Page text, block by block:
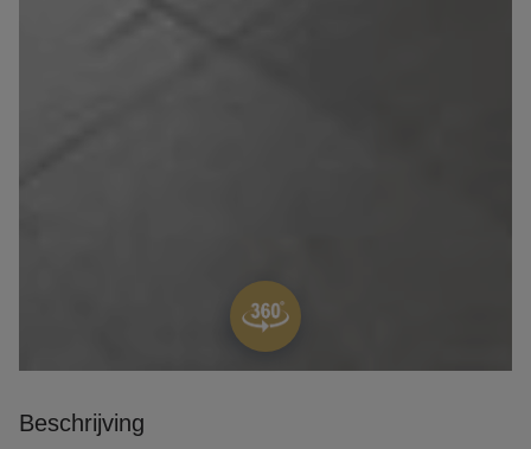
Beschrijving